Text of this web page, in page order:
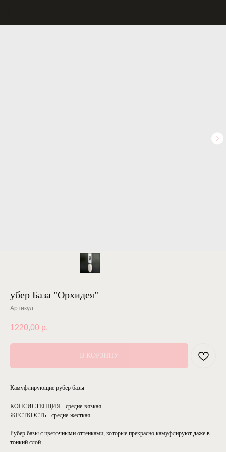
убер База "Орхидея"
Артикул:
1220,00 р.
В КОРЗИНУ
Камуфлирующие рубер базы
КОНСИСТЕНЦИЯ - средне-вязкая
ЖЕСТКОСТЬ - средне-жесткая
Рубер базы с цветочными оттенками, которые прекрасно камуфлируют даже в
тонкий слой